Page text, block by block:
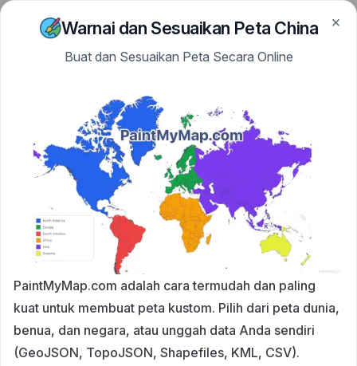
Skip to content
PaintMyMap ×
Warnai dan Sesuaikan Peta China
Buat dan Sesuaikan Peta Secara Online
PaintMyMap.com adalah cara termudah dan paling
kuat untuk membuat peta kustom. Pilih dari peta dunia,
benua, dan negara, atau unggah data Anda sendiri
(GeoJSON, TopoJSON, Shapefiles, KML, CSV).